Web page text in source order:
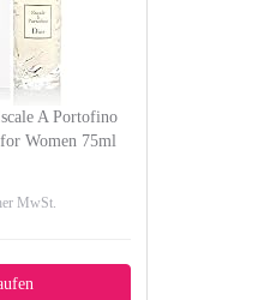
A Portofino
Women 75ml
MwSt.